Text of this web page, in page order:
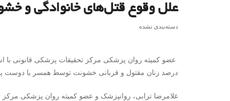
علل وقوع قتل‌های خانوادگی و
دسته‌بندی نشده
درصد زنان مقتول و قربانی خشونت توسط همسر یا دوست
غلامرضا ترابی، روانپزشک و عضو کمیته روان پزشکی مرکز